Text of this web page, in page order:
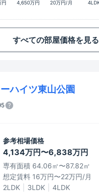
円 4,650万円 20万円/月
すべての部屋価格を見る
ハイツ東山公園
参考相場価格
4,134万円〜6,838万円
専有面積 64.06㎡〜87.82㎡
想定賃料 16万円〜22万円/月
2LDK
3LDK 4LDK